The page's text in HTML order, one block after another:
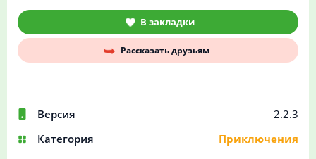
Версия
2.2.3
Категория
Приключения
В закладки
Рассказать друзьям